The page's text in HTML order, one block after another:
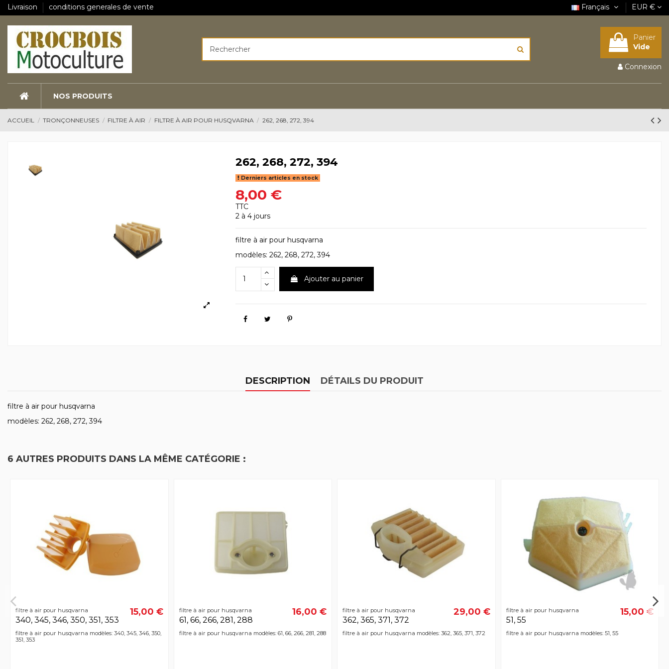
Livraison conditions generales de vente Français EUR €
Panier
Vide
Connexion
NOS PRODUITS
ACCUEIL TRONÇONNEUSES FILTRE À AIR FILTRE À AIR POUR HUSQVARNA 262, 268, 272, 394
262, 268, 272, 394
Derniers articles en stock
8,00 €
TTC
2 à 4 jours
filtre à air pour husqvarna
modèles: 262, 268, 272, 394
Ajouter au panier
DESCRIPTION DÉTAILS DU PRODUIT
filtre à air pour husqvarna
modèles: 262, 268, 272, 394
6 AUTRES PRODUITS DANS LA MÊME CATÉGORIE :
filtre à air pour husqvarna
340, 345, 346, 350, 351, 353
15,00 €
filtre à air pour husqvarna modèles: 340, 345, 346, 350,
351, 353
filtre à air pour husqvarna
61, 66, 266, 281, 288
16,00 €
filtre à air pour husqvarna modèles: 61, 66, 266, 281, 288
filtre à air pour husqvarna
362, 365, 371, 372
29,00 €
filtre à air pour husqvarna modèles: 362, 365, 371, 372
filtre à air pour husqvarna
51, 55
15,00 €
filtre à air pour husqvarna modèles: 51, 55